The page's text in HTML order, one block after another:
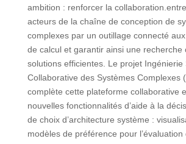
ambition : renforcer la
acteurs de la chaîne de conception de
complexes par un outillage connecté
de calcul et garantir ainsi une recherche
solutions efficientes. Le projet Ingénierie
Collaborative des Systèmes Complexes
complète cette plateforme collaborative
nouvelles fonctionnalités d’aide à la
de choix d’architecture système :
modèles de préférence pour l’évaluation